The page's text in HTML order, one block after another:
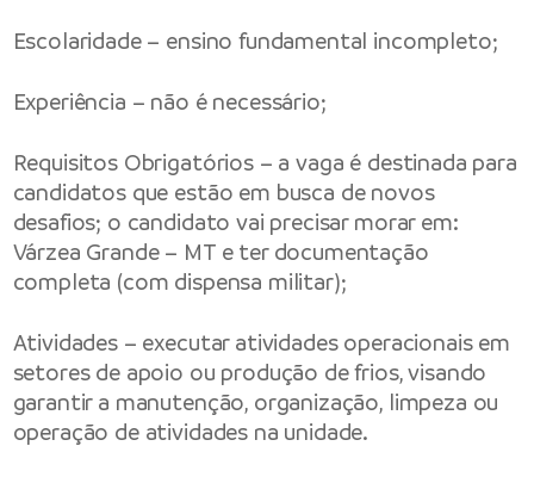
Escolaridade – ensino fundamental incompleto;
Experiência – não é necessário;
Requisitos Obrigatórios – a vaga é destinada para
candidatos que estão em busca de novos
desafios; o candidato vai precisar morar em:
Várzea Grande – MT e ter documentação
completa (com dispensa militar);
Atividades – executar atividades operacionais em
setores de apoio ou produção de frios, visando
garantir a manutenção, organização, limpeza ou
operação de atividades na unidade.